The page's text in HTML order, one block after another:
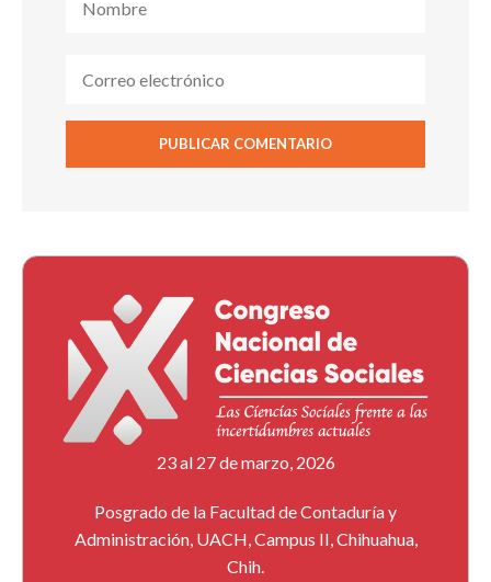
23 al 27 de marzo, 2026
Posgrado de la Facultad de Contaduría y
Administración, UACH, Campus II, Chihuahua,
Chih.